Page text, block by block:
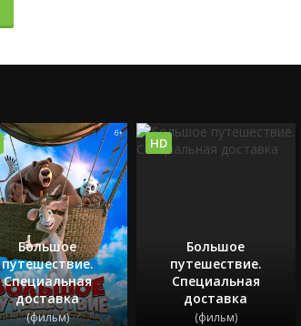
Большое
путешествие.
Специальная
доставка
(фильм)
Большое
путешествие.
Специальная
доставка
(фильм)
HD